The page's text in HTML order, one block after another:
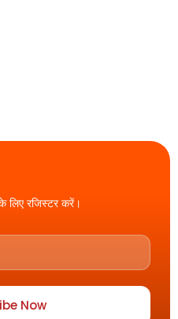
लिए रजिस्टर करें।
Now